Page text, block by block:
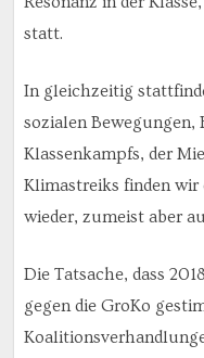
statt.
In gleichzeitig
sozialen Bewegungen,
Klassenkampfs, der
Klimastreiks finden wir
wieder, zumeist aber
Die Tatsache, dass
gegen die GroKo